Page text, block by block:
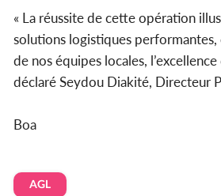
« La réussite de cette opération
solutions logistiques
de nos équipes locales,
déclaré Seydou Diakité, Directeur
Boa
AGL